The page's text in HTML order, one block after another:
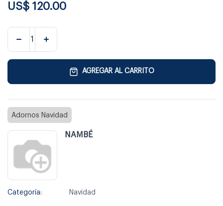
US$ 120.00
AGREGAR AL CARRITO
Adornos Navidad
NAMBÉ
Categoría: Navidad